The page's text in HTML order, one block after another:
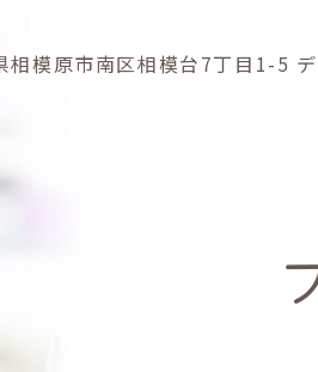
相模原市南区相模台7丁目1-5